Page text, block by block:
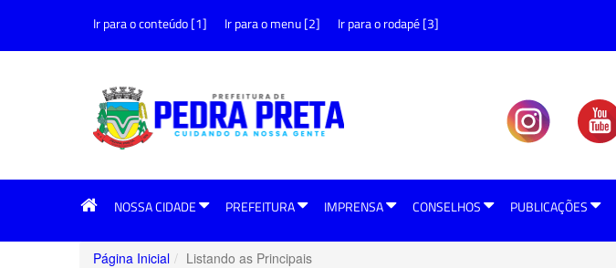
Ir para o conteúdo [1] Ir para o menu [2] Ir para o rodapé [3]
NOSSA CIDADE PREFEITURA IMPRENSA CONSELHOS PUBLICAÇÕES
Página Inicial Listando as Principais